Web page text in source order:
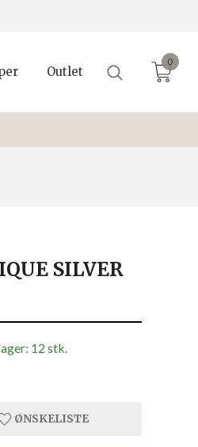
Outlet
0
SILVER
12 stk.
ØNSKELISTE